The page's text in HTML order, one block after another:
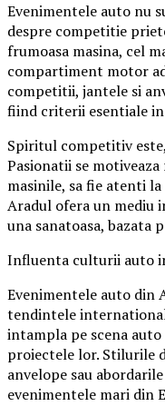
Evenimentele auto nu
despre competitie
frumoasa masina, cel
compartiment motor
competitii, jantele si
fiind criterii esentiale in
Spiritul competitiv
Pasionatii se
masinile, sa fie atenti
Aradul ofera un mediu
una sanatoasa, bazata
Influenta culturii auto
Evenimentele auto din
tendintele
intampla pe scena
proiectele lor. Stilurile
anvelope sau
evenimentele mari din